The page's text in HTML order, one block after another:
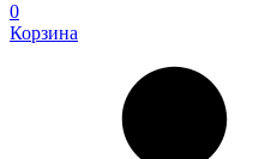
0
Корзина